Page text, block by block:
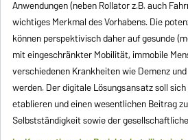
Anwendungen (neben Rollator z.B. auch
wichtiges Merkmal des Vorhabens. Die
können perspektivisch daher auf gesunde
mit eingeschränkter Mobilität, immobile
verschiedenen Krankheiten wie Demenz
werden. Der digitale Lösungsansatz soll
etablieren und einen wesentlichen Beitrag
Selbstständigkeit sowie der